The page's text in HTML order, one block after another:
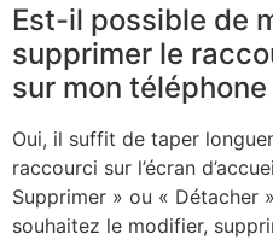
Est-il possible de
supprimer le
sur mon
Oui, il suffit de taper
raccourci sur l’écran
Supprimer » ou « Détacher
souhaitez le modifier,